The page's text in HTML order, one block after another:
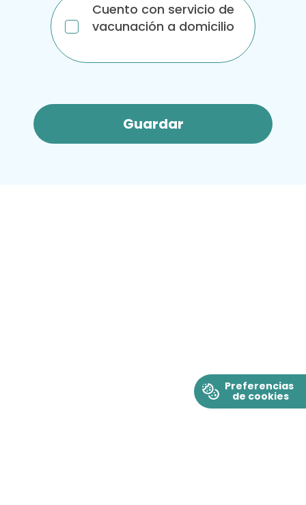
Preferencias
de cookies
Cookie Preferences
Cuento con servicio de
vacunación a domicilio
Guardar